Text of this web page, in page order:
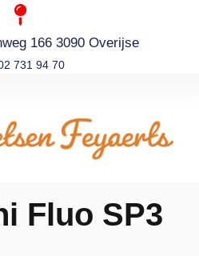
166 3090 Overijse
731 94 70
Fluo SP3